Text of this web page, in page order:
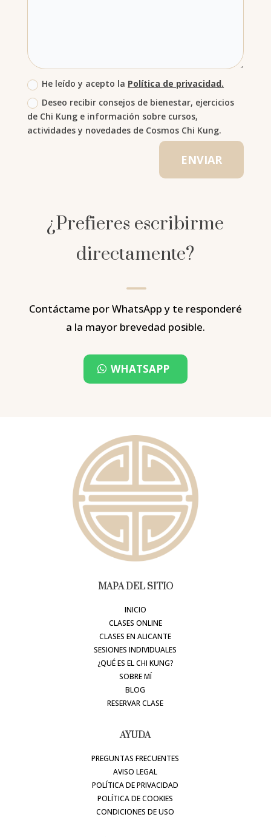
He leído y acepto la Política de privacidad.
Deseo recibir consejos de bienestar, ejercicios
de Chi Kung e información sobre cursos,
actividades y novedades de Cosmos Chi Kung.
ENVIAR
¿Prefieres escribirme
directamente?
K
Contáctame por WhatsApp y te responderé
a la mayor brevedad posible.
WHATSAPP
MAPA DEL SITIO
INICIO
CLASES ONLINE
CLASES EN ALICANTE
SESIONES INDIVIDUALES
¿QUÉ ES EL CHI KUNG?
SOBRE MÍ
BLOG
RESERVAR CLASE
AYUDA
PREGUNTAS FRECUENTES
AVISO LEGAL
POLÍTICA DE PRIVACIDAD
POLÍTICA DE COOKIES
CONDICIONES DE USO